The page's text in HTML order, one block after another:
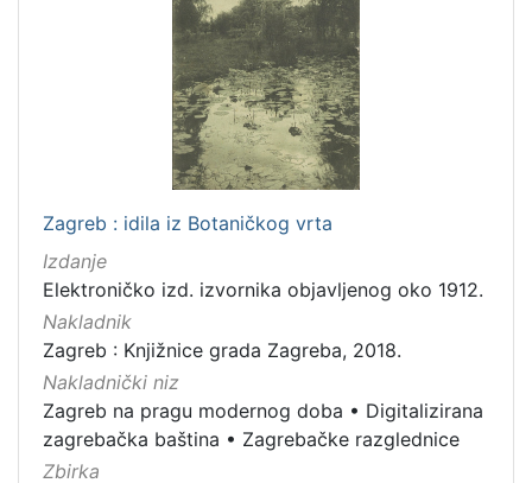
Zagreb : idila iz Botaničkog vrta
Izdanje
Elektroničko izd. izvornika objavljenog oko 1912.
Nakladnik
Zagreb : Knjižnice grada Zagreba, 2018.
Nakladnički niz
Zagreb na pragu modernog doba • Digitalizirana
zagrebačka baština • Zagrebačke razglednice
Zbirka